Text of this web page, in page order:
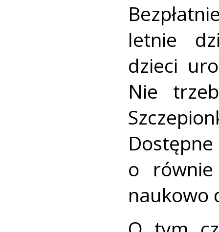
letnie
dzieci
Nie
o równie
naukowo